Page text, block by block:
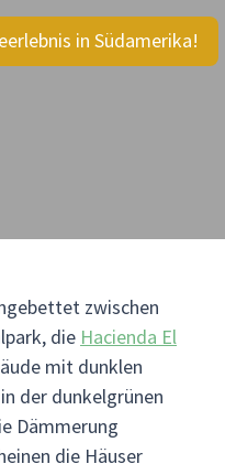
in Südamerika!
zwischen
die Hacienda El
mit dunklen
der dunkelgrünen
Dämmerung
die Häuser